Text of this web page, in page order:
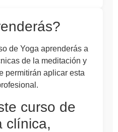
de Yoga aprenderás a
de la meditación y
permitirán aplicar esta
curso de
clínica,